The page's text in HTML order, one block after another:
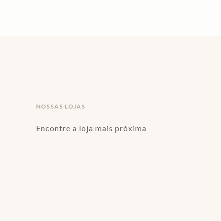
NOSSAS LOJAS
Encontre a loja mais próxima